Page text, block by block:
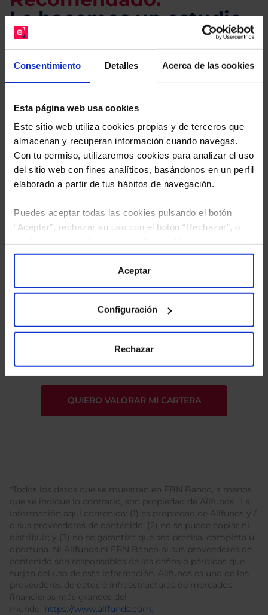
Consentimiento Detalles Acerca de las cookies
Esta página web usa cookies
Este sitio web utiliza cookies propias y de terceros que
almacenan y recuperan información cuando navegas.
Con tu permiso, utilizaremos cookies para analizar el uso
del sitio web con fines analíticos, basándonos en un perfil
elaborado a partir de tus hábitos de navegación.
Puedes aceptar todas las cookies pulsando el botón
“Aceptar”, rechazar su uso con el botón “Rechazar”, o
“Configuración”. Consulta nuestraPolítica
para más información.
Aceptar
Configuración
Rechazar
Le hacemos un estudio
gratuito de su cartera.
Descárguese el archivoe indíquenos los ISINs de
sus Fondos y nuestros expertos le enviarán un
Limpias con las que podrá ahorrar en sus costes.
tratamiento de mis datos personales.
*Todos los datos que se muestran en EBN Banco, a menos
que se indique lo contrario, son propiedad de Allfunds . La
información aquí contenida: (1) es propiedad de Allfunds y /
o sus proveedores de contenido; (2) no se puede copiar ni
distribuir; y (3) no se garantiza que sea precisa, completa u
oportuna. Ni Allfunds ni EBN Banco ni sus proveedores de
contenido son responsables de los daños o pérdidas que
surjan del uso de esta información. Allfunds es uno de los
proveedores de datos e infraestructuras de mercados
financieros más grandes del
mundo. https://www.allfunds.com.